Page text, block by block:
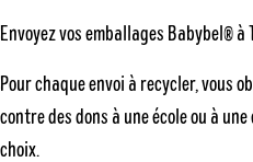
Envoyez vos emballages Babybel® à
Pour chaque envoi à recycler, vous
contre des dons à une école ou à
choix.